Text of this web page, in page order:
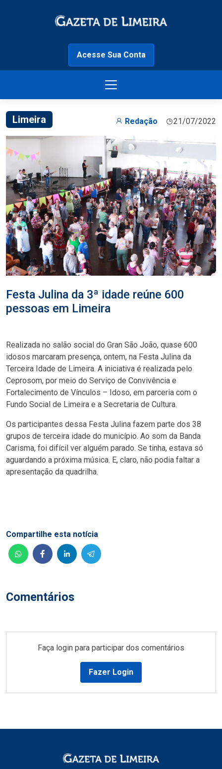
Acesse Sua Conta
Limeira Redação 21/07/2022
Festa Julina da 3ª idade reúne 600
pessoas em Limeira
Realizada no salão social do Gran São João, quase 600
idosos marcaram presença, ontem, na Festa Julina da
Terceira Idade de Limeira. A iniciativa é realizada pelo
Ceprosom, por meio do Serviço de Convivência e
Fortalecimento de Vínculos – Idoso, em parceria com o
Fundo Social de Limeira e a Secretaria de Cultura.
Os participantes dessa Festa Julina fazem parte dos 38
grupos de terceira idade do município. Ao som da Banda
Carisma, foi difícil ver alguém parado. Se tinha, estava só
aguardando a próxima música. E, claro, não podia faltar a
apresentação da quadrilha.
Comentários
Compartilhe esta notícia
Faça login para participar dos comentários
Fazer Login